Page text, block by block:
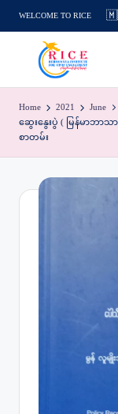
Skip
WELCOME TO RICE
Home 2021 June
ဆွေးနွေးပွဲ ( မြန်မာဘာသ
စာတမ်း